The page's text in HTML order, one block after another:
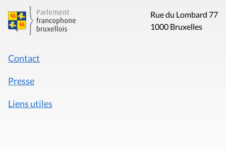
Rue du Lombard 77
1000 Bruxelles
Contact
Presse
Liens utiles